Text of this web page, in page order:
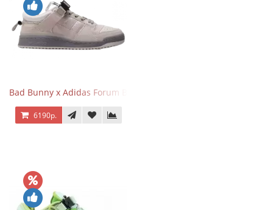
Bad Bunny x Adidas Forum Buckle Low Gray
6190р.